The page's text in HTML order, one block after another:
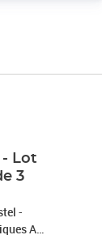
- Lot
3
-
A4